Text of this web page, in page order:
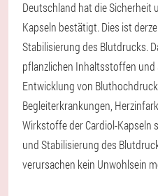
Deutschland hat die Sicherheit
Kapseln bestätigt. Dies ist
Stabilisierung des Blutdrucks.
pflanzlichen Inhaltsstoffen
Entwicklung von
Begleiterkrankungen,
Wirkstoffe der Cardiol-Kapseln
und Stabilisierung des
verursachen kein Unwohlsein